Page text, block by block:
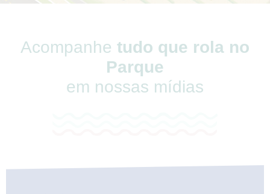
Acompanhe tudo que rola no
Parque
em nossas mídias